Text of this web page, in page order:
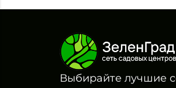
Выбирайте лучшие